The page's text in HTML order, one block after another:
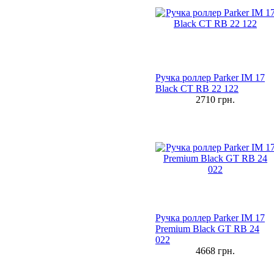
Ручка роллер Parker IM 17
Black CT RB 22 122
2710 грн.
Ручка роллер Parker IM 17
Premium Black GT RB 24
022
4668 грн.